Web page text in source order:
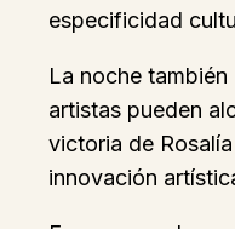
especificidad
La noche
artistas pueden
victoria de
innovación